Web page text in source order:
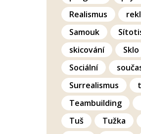
Realismus
Samouk
skicování
Sklo
Sociální
Surrealismus
Teambuilding
Tuš
Tužka